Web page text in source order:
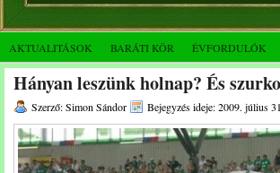
AKTUALITÁSOK BARÁTI KÖR ÉVFORDULÓK
Hányan leszünk holnap? És
Szerző: Simon Sándor Bejegyzés ideje: 2009. július